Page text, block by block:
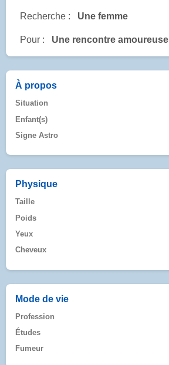
Recherche : Une femme
Pour : Une rencontre amoureuse
À propos
Situation
Enfant(s)
Signe Astro
Physique
Taille
Poids
Yeux
Cheveux
Mode de vie
Profession
Études
Fumeur